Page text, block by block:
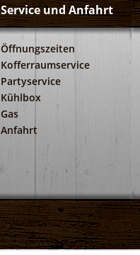
Service und Anfahrt
Öffnungszeiten
Kofferraumservice
Partyservice
Kühlbox
Gas
Anfahrt